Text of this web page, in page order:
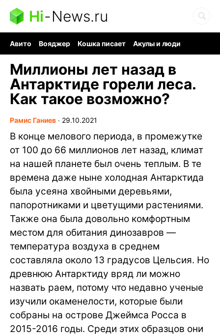
Hi-News.ru
Авито Вояджер Кошка писает
Акулы и люди
Миллионы лет назад в
Антарктиде горели леса.
Как такое возможно?
Рамис Ганиев ∙ 29.10.2021
В конце мелового периода, в промежутке
от 100 до 66 миллионов лет назад, климат
на нашей планете был очень теплым. В те
времена даже ныне холодная Антарктида
была усеяна хвойными деревьями,
папоротниками и цветущими растениями.
Также она была довольно комфортным
местом для обитания динозавров —
температура воздуха в среднем
составляла около 13 градусов Цельсия. Но
древнюю Антарктиду вряд ли можно
назвать раем, потому что недавно ученые
изучили окаменелости, которые были
собраны на острове Джеймса Росса в
2015-2016 годы. Среди этих образцов они